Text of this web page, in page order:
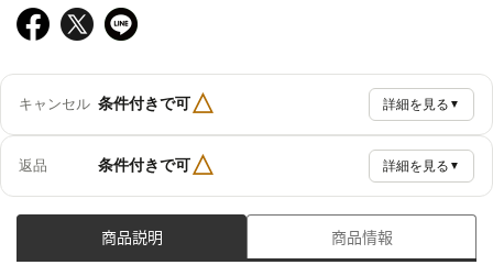
キャンセル 条件付きで可△ 詳細を見る ▼
返品 条件付きで可△ 詳細を見る ▼
商品説明 商品情報